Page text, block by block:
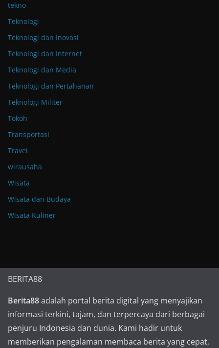
tekno
Teknologi
Teknologi dan Inovasi
Teknologi dan Internet
Teknologi dan Media
Teknologi dan Pertahanan
Teknologi Militer
Tokoh
Transportasi
Travel
wirausaha
Wisata
Wisata dan Budaya
Wisata Kuliner
BERITA88
Berita88adalah portal berita digital yang menyajikan
informasi terkini, tajam, dan terpercaya dari berbagai
penjuru Indonesia dan dunia. Kami hadir untuk
memberikan pengalaman membaca berita yang cepat,